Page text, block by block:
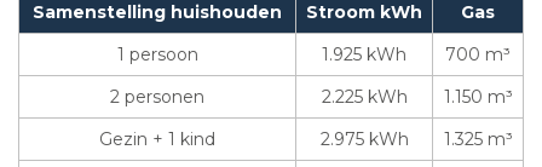
Samenstelling huishouden Stroom kWh
Gas
1 persoon
1.925 kWh
700 m³
2 personen
2.225 kWh
1.150 m³
Gezin + 1 kind
2.975 kWh
1.325 m³